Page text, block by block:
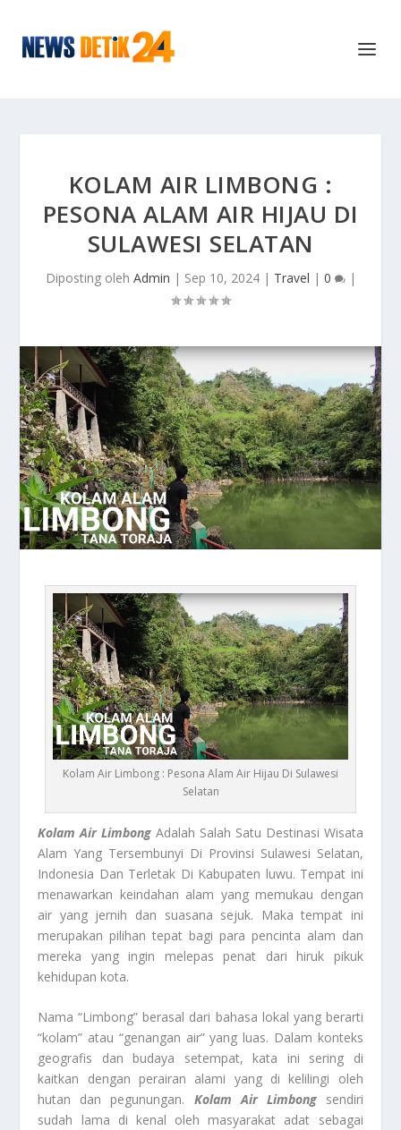
KOLAM AIR LIMBONG :
PESONA ALAM AIR HIJAU DI
SULAWESI SELATAN
Diposting oleh Admin | Sep 10, 2024| Travel | 0 |
Kolam Air Limbong : Pesona Alam Air Hijau Di Sulawesi
Selatan
Kolam Air Limbong Adalah Salah Satu Destinasi Wisata
Alam Yang Tersembunyi Di Provinsi Sulawesi Selatan,
Indonesia Dan Terletak Di Kabupaten luwu. Tempat ini
menawarkan keindahan alam yang memukau dengan
air yang jernih dan suasana sejuk. Maka tempat ini
merupakan pilihan tepat bagi para pencinta alam dan
mereka yang ingin melepas penat dari hiruk pikuk
kehidupan kota.
Nama “Limbong” berasal dari bahasa lokal yang berarti
“kolam” atau “genangan air” yang luas. Dalam konteks
geografis dan budaya setempat, kata ini sering di
kaitkan dengan perairan alami yang di kelilingi oleh
hutan dan pegunungan. Kolam Air Limbongsendiri
sudah lama di kenal oleh masyarakat adat sebagai